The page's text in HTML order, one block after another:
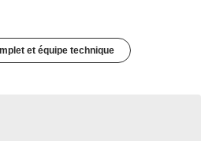
et équipe technique